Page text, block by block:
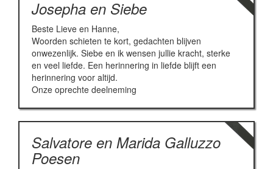
Josepha en Siebe
Beste Lieve en Hanne,
Woorden schieten te kort, gedachten blijven
onwezenlijk. Siebe en ik wensen jullie kracht, sterke
en veel liefde. Een herinnering in liefde blijft een
herinnering voor altijd.
Onze oprechte deelneming
Salvatore en Marida Galluzzo
Poesen